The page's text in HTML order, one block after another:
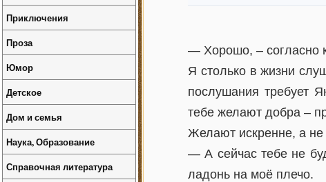
— Хорошо, – согласно
Я столько в жизни
послушания требует
тебе желают добра –
Желают искренне, а
— А сейчас тебе не
ладонь на моё плечо.
Приключения
Проза
Юмор
Детское
Дом и семья
Наука, Образование
Справочная литература